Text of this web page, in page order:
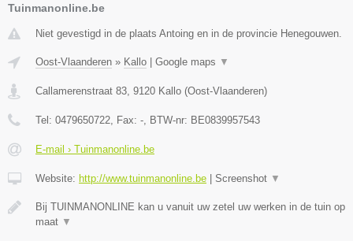
Tuinmanonline.be
Niet gevestigd in de plaats Antoing en in de provincie Henegouwen.
Oost-Vlaanderen » Kallo Google maps ▼
Callamerenstraat 83 9120 Kallo (Oost-Vlaanderen)
Tel: 0479650722 , Fax: - , BTW-nr: BE0839957543
E-mail › Tuinmanonline.be
Website: http://www.tuinmanonline.be Screenshot ▼
Bij TUINMANONLINE kan u vanuit uw zetel uw werken in de tuin op
maat ▼